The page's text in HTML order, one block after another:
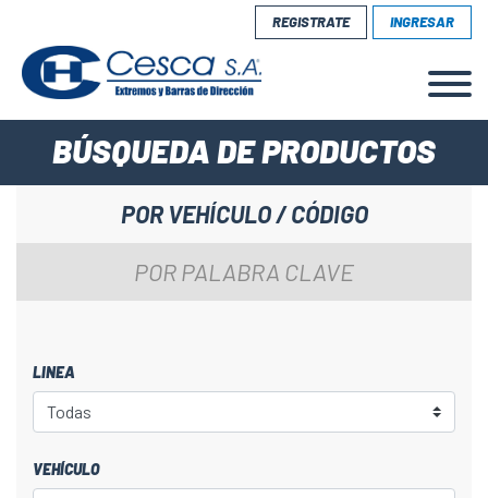
REGISTRATE INGRESAR
BÚSQUEDA DE PRODUCTOS
POR VEHÍCULO / CÓDIGO
POR PALABRA CLAVE
LINEA
VEHÍCULO